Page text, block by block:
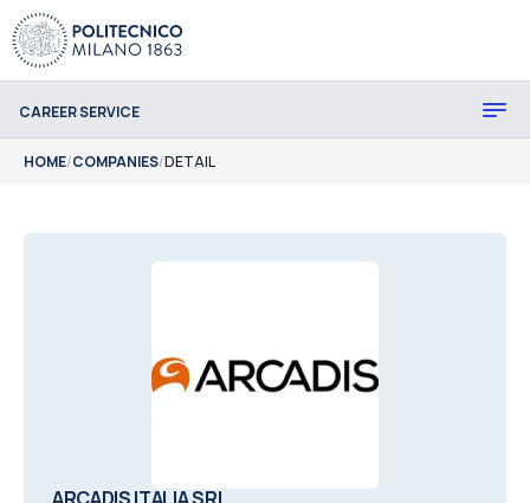
CAREER SERVICE
HOME/COMPANIES/DETAIL